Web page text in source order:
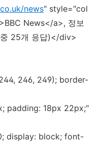
news" style="col
News</a>, 정보
25개 응답)</div>
246, 249); border-
padding: 18px 22px;"
display: block; font-